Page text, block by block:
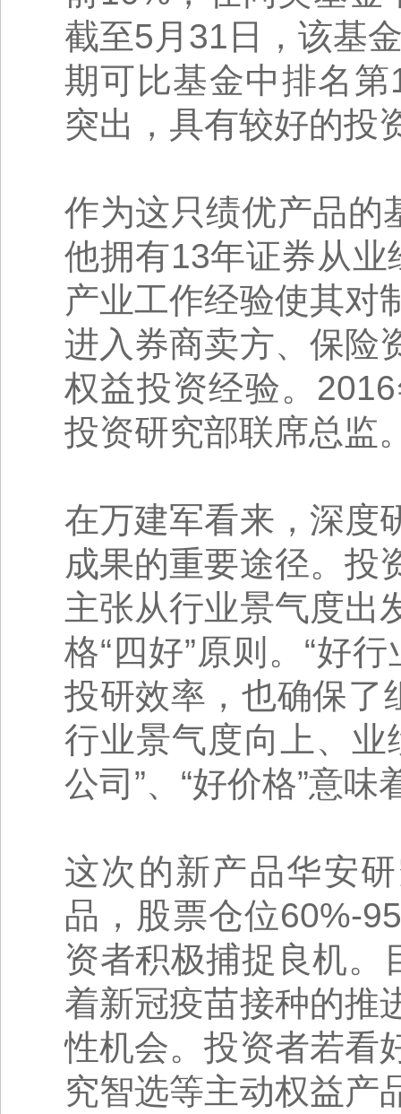
截至5月31日，该基
期可比基金中排名
突出，具有较好的投
作为这只绩优产品的
他拥有13年证券从
产业工作经验使其对
进入券商卖方、保险
权益投资经验。
投资研究部联席总监
在万建军看来，深度
成果的重要途径。投
主张从行业景气度出
格“四好”原则。“好
投研效率，也确保了
行业景气度向上、业
公司”、“好价格”意
这次的新产品华安
品，股票仓位60%-
资者积极捕捉良机。
着新冠疫苗接种的推
性机会。投资者若看
究智选等主动权益产